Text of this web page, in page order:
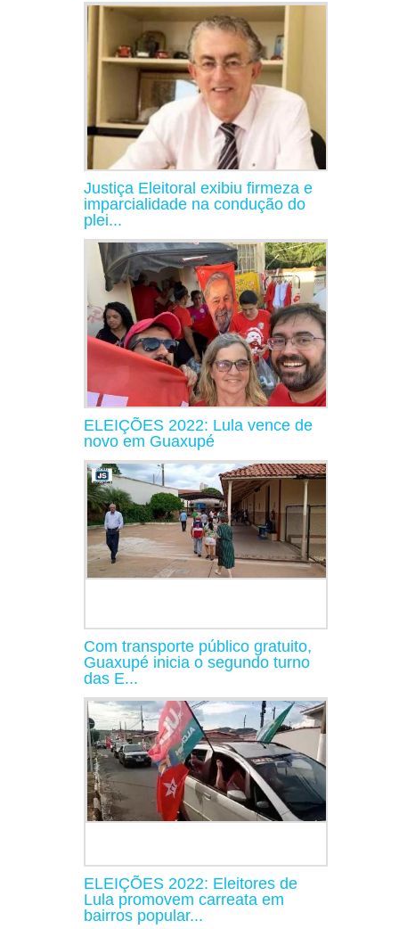
Justiça Eleitoral exibiu firmeza e
imparcialidade na condução do
plei...
ELEIÇÕES 2022: Lula vence de
novo em Guaxupé
Com transporte público gratuito,
Guaxupé inicia o segundo turno
das E...
ELEIÇÕES 2022: Eleitores de
Lula promovem carreata em
bairros popular...